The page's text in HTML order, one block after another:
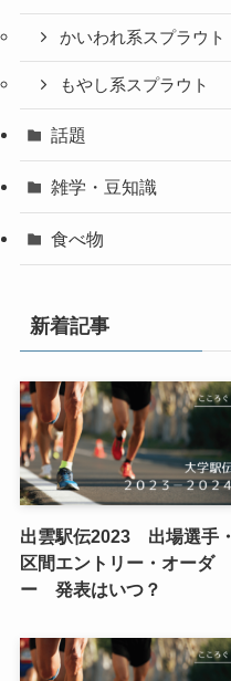
かいわれ系スプラウト
もやし系スプラウト
話題
雑学・豆知識
食べ物
新着記事
出雲駅伝2023 出場選手・
区間エントリー・オーダ
ー 発表はいつ？